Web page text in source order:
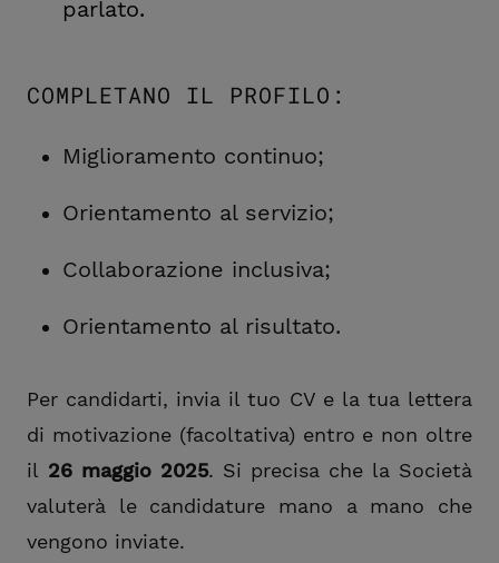
parlato.
COMPLETANO IL PROFILO:
Miglioramento continuo;
Orientamento al servizio;
Collaborazione inclusiva;
Orientamento al risultato.
Per candidarti, invia il tuo CV e la tua lettera
di motivazione (facoltativa) entro e non oltre
il 26 maggio 2025. Si precisa che la Società
valuterà le candidature mano a mano che
vengono inviate.